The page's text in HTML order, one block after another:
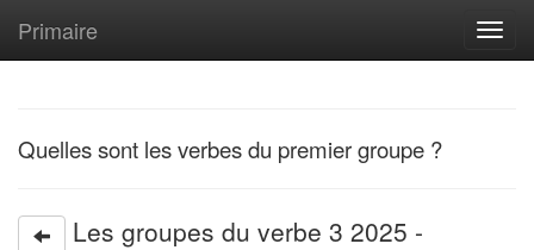
Primaire
Quelles sont les verbes du premier groupe ?
Les groupes du verbe 3 2025 -